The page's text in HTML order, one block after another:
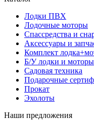
Лодки ПВХ
Лодочные моторы
Спассредства и
Аксессуары и
Комплект
Б/У лодки и моторы
Садовая техника
Подарочные
Прокат
Эхолоты
Наши предложения